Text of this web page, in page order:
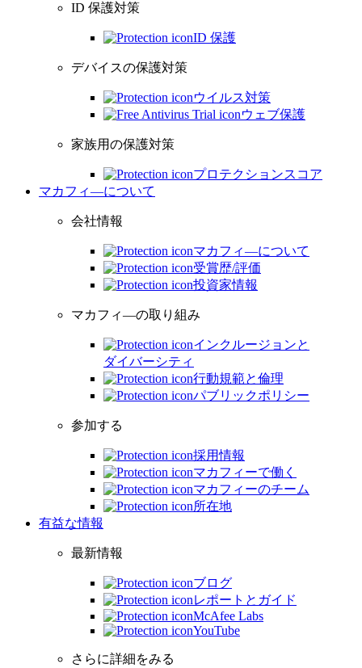
ID 保護対策
ID 保護
デバイスの保護対策
ウイルス対策
ウェブ保護
家族用の保護対策
プロテクションスコア
マカフィ―について
会社情報
マカフィ―について
受賞歴/評価
投資家情報
マカフィ―の取り組み
インクルージョンと
ダイバーシティ
行動規範と倫理
パブリックポリシー
参加する
採用情報
マカフィーで働く
マカフィーのチーム
所在地
有益な情報
最新情報
ブログ
レポートとガイド
McAfee Labs
YouTube
さらに詳細をみる